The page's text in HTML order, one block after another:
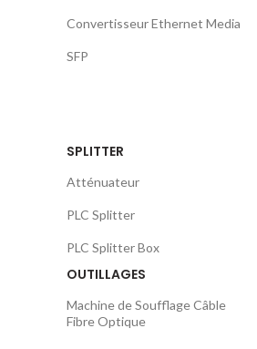
Convertisseur Ethernet Media
SFP
SPLITTER
Atténuateur
PLC Splitter
PLC Splitter Box
OUTILLAGES
Machine de Soufflage Câble
Fibre Optique